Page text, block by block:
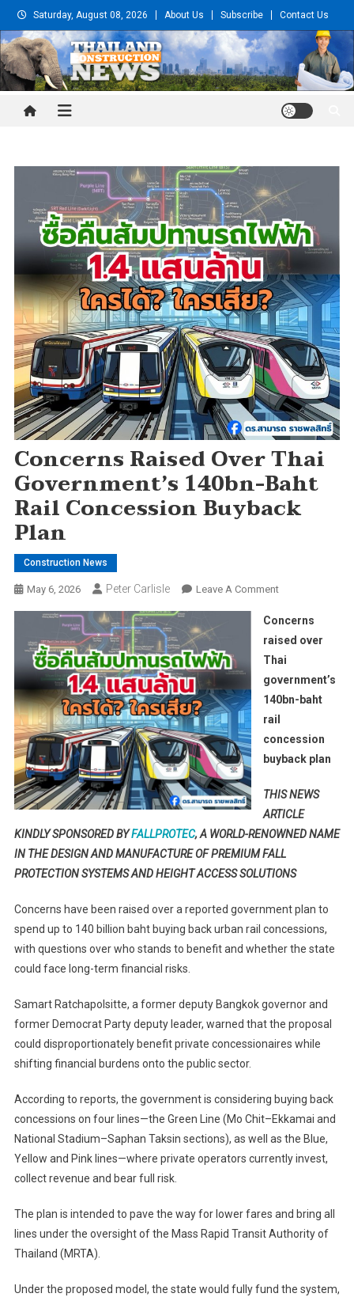
Skip
to
content
Saturday, August 08, 2026 About Us Subscribe Contact Us
Thailand Construction and
Concerns Raised Over Thai
Government’s 140bn-Baht
Rail Concession Buyback
Plan
Construction News
May 6, 2026 Peter Carlisle Leave A CommentOn
Raised
Over
Thai
Government’s
140bn-
Baht
Concession
Plan
Concerns
raised over
Thai
government’s
140bn-baht
rail
concession
buyback plan
THIS NEWS
ARTICLE
KINDLY SPONSORED BYFALLPROTEC, A WORLD-RENOWNED NAME
IN THE DESIGN AND MANUFACTURE OF PREMIUM FALL
PROTECTION SYSTEMS AND HEIGHT ACCESS SOLUTIONS
Concerns have been raised over a reported government plan to
spend up to 140 billion baht buying back urban rail concessions,
with questions over who stands to benefit and whether the state
could face long-term financial risks.
Samart Ratchapolsitte, a former deputy Bangkok governor and
former Democrat Party deputy leader, warned that the proposal
could disproportionately benefit private concessionaires while
shifting financial burdens onto the public sector.
According to reports, the government is considering buying back
concessions on four lines—the Green Line (Mo Chit–Ekkamai and
National Stadium–Saphan Taksin sections), as well as the Blue,
Yellow and Pink lines—where private operators currently invest,
collect revenue and bear full risk.
The plan is intended to pave the way for lower fares and bring all
lines under the oversight of the Mass Rapid Transit Authority of
Thailand (MRTA).
Under the proposed model, the state would fully fund the system,